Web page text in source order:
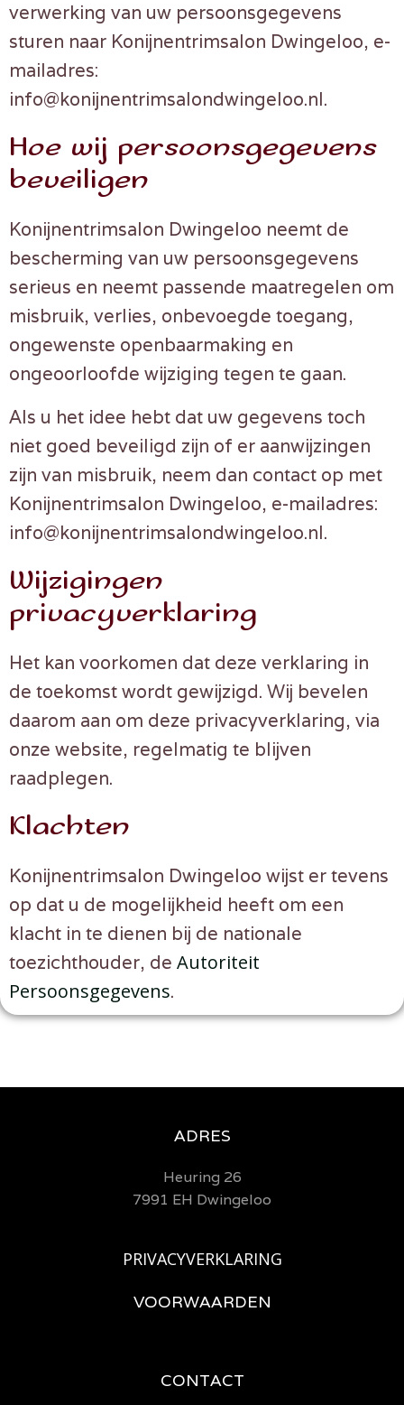
verwerking van uw persoonsgegevens
sturen naar Konijnentrimsalon Dwingeloo, e-
mailadres:
info@konijnentrimsalondwingeloo.nl.
Hoe wij persoonsgegevens
beveiligen
Konijnentrimsalon Dwingeloo neemt de
bescherming van uw persoonsgegevens
serieus en neemt passende maatregelen om
misbruik, verlies, onbevoegde toegang,
ongewenste openbaarmaking en
ongeoorloofde wijziging tegen te gaan.
Als u het idee hebt dat uw gegevens toch
niet goed beveiligd zijn of er aanwijzingen
zijn van misbruik, neem dan contact op met
Konijnentrimsalon Dwingeloo, e-mailadres:
info@konijnentrimsalondwingeloo.nl.
Wijzigingen
privacyverklaring
Het kan voorkomen dat deze verklaring in
de toekomst wordt gewijzigd. Wij bevelen
daarom aan om deze privacyverklaring, via
onze website, regelmatig te blijven
raadplegen.
Klachten
Konijnentrimsalon Dwingeloo wijst er tevens
op dat u de mogelijkheid heeft om een
klacht in te dienen bij de nationale
toezichthouder, de Autoriteit
Persoonsgegevens.
ADRES
Heuring 26
7991 EH Dwingeloo
PRIVACYVERKLARING
VOORWAARDEN
CONTACT